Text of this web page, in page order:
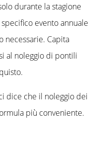
durante la stagione
evento annuale
necessarie. Capita
al noleggio di pontili
dice che il noleggio dei
più conveniente.